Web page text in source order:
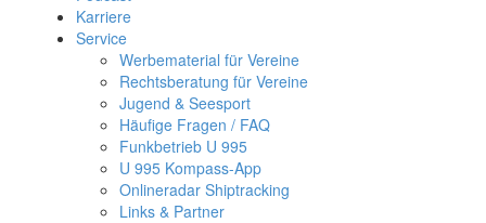
Karriere
Service
Werbematerial für Vereine
Rechtsberatung für Vereine
Jugend & Seesport
Häufige Fragen / FAQ
Funkbetrieb U 995
U 995 Kompass-App
Onlineradar Shiptracking
Links & Partner